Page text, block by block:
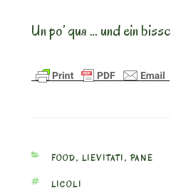
Un po’ qua … und ein
CATEGORIES
FOOD, LIEVITATI ,PANE
TAGS
LICOLI